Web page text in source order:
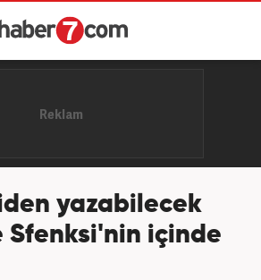
yazabilecek
Sfenksi'nin içinde